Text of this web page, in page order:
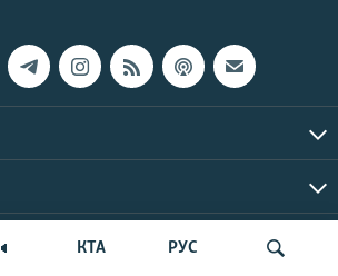
КТА РУС
© Крим.Реалії, 2026 | Усі права застережено.